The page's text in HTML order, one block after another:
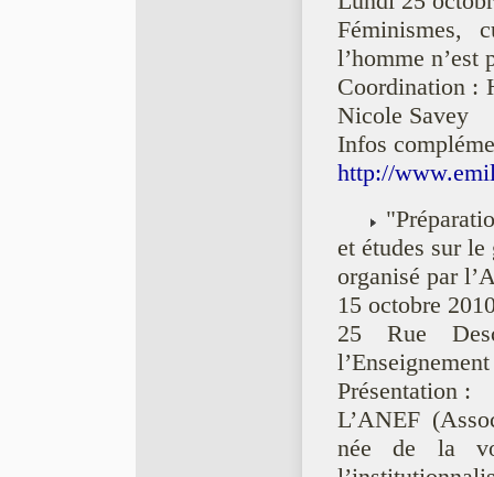
Féminismes,
l’homme n’est
Coordination :
Nicole Savey
Infos
http://
et études sur le
organisé par
15 octobre
25 Rue
Présentation :
L’ANEF
née de la